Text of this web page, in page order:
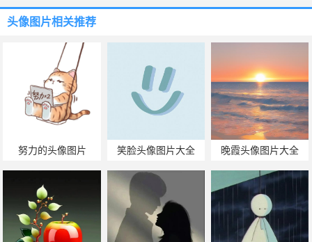
头像图片相关推荐
努力的头像图片 笑脸头像图片大全 晚霞头像图片大全